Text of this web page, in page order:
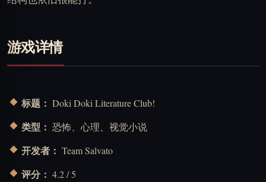
游戏详情
标题： Doki Doki Literature Club!
类型： 恐怖、心理、视觉小说
开发者： Team Salvato
评分： 4.2 / 5